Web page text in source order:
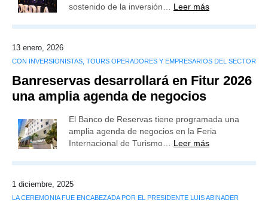
sostenido de la inversión… Leer más
13 enero, 2026
CON INVERSIONISTAS, TOURS OPERADORES Y EMPRESARIOS DEL SECTOR
Banreservas desarrollará en Fitur 2026
una amplia agenda de negocios
El Banco de Reservas tiene programada una
amplia agenda de negocios en la Feria
Internacional de Turismo… Leer más
1 diciembre, 2025
LA CEREMONIA FUE ENCABEZADA POR EL PRESIDENTE LUIS ABINADER